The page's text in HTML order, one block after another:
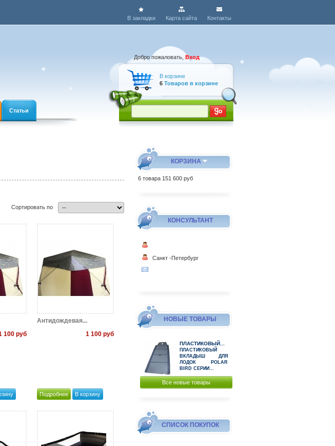
Контакты
Карта сайта
В закладки
Добро пожаловать, Вход
В корзине
6 Товаров в корзине
Статьи
Сортировать по
100 руб
Антидождевая...
1 100 руб
Подробнее В корзину
КОРЗИНА
6 товара 151 600 руб
КОНСУЛЬТАНТ
Санкт -Петербург
НОВЫЕ ТОВАРЫ
ПЛАСТИКОВЫЙ...
ПЛАСТИКОВЫЙ
ВКЛАДЫШ ДЛЯ
ЛОДОК POLAR
BIRD СЕРИИ...
Все новые товары
СПИСОК ПОКУПОК